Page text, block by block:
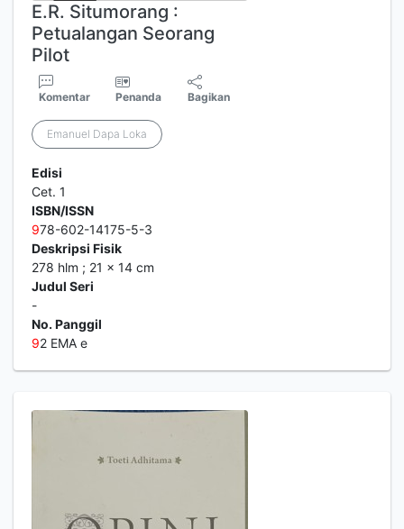
E.R. Situmorang :
Petualangan Seorang
Pilot
Komentar Penanda Bagikan
Emanuel Dapa Loka
Edisi
Cet. 1
ISBN/ISSN
978-602-14175-5-3
Deskripsi Fisik
278 hlm ; 21 x 14 cm
Judul Seri
-
No. Panggil
92 EMA e